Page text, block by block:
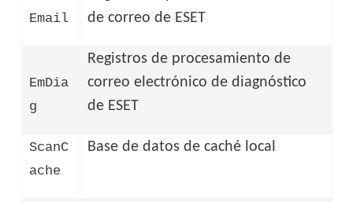
Email
de correo de ESET
EmDia
g
Registros de procesamiento de
correo electrónico de diagnóstico
de ESET
ScanC
ache
Base de datos de caché local